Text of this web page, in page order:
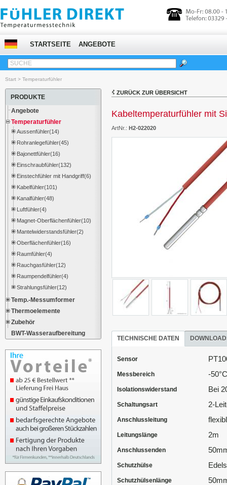
STARTSEITE ANGEBOTE
SUCHE
Start > Temperaturfühler
PRODUKTE
Angebote
Temperaturfühler
Aussenfühler(14)
Rohranlegefühler(45)
Bajonettfühler(16)
Einschraubfühler(132)
Einstechfühler mit Handgriff(6)
Kabelfühler(101)
Kanalfühler(48)
Luftfühler(4)
Magnet-Oberflächenfühler(10)
Mantelwiderstandsfühler(2)
Oberflächenfühler(16)
Raumfühler(4)
Rauchgasfühler(12)
Raumpendelfühler(4)
Strahlungsfühler(12)
Temp.-Messumformer
Thermoelemente
Zubehör
BWT-Wasseraufbereitung
ZURÜCK ZUR ÜBERSICHT
Kabeltemperaturfühler mit
ArtNr.: H2-022020
TECHNISCHE DATEN
Sensor
Messbereich
Isolationswiderstand
Schaltungsart
Anschlussleitung
Leitungslänge
Anschlussenden
Schutzhülse
Schutzhülsenlänge
-
Bei
2-
2m